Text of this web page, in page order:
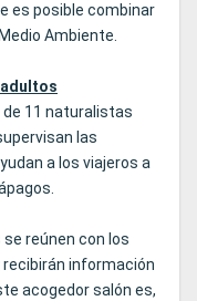
es posible combinar
Ambiente.
de 11 naturalistas
las
a los viajeros a
reúnen con los
información
acogedor salón es,